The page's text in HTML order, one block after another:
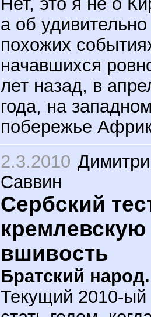
а об удивительно
похожих
начавшихся
лет назад, в
года, на
побережье
2.3.2010
Саввин
Сербский
кремлевскую
вшивость
Братский народ.
Текущий 2010-